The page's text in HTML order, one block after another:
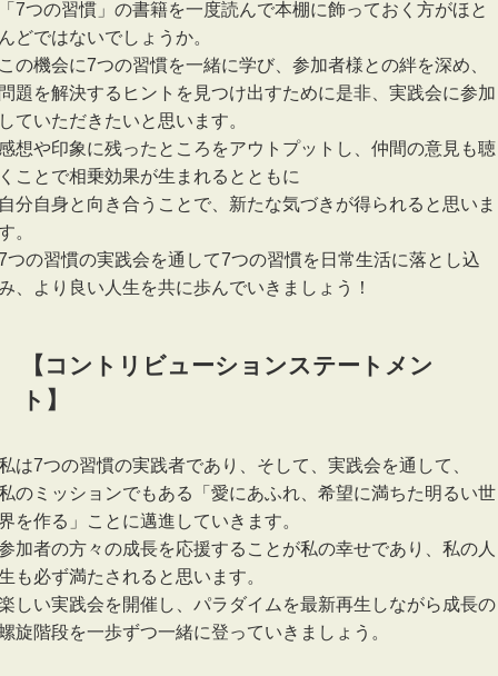
7つの習慣」の書籍を一度読んで本棚に飾っておく方がほと
どではないでしょうか。
の機会に7つの習慣を一緒に学び、参加者様との絆を深め、
題を解決するヒントを見つけ出すために是非、実践会に参加
ていただきたいと思います。
想や印象に残ったところをアウトプットし、仲間の意見も聴
ことで相乗効果が生まれるとともに
分自身と向き合うことで、新たな気づきが得られると思いま
。
つの習慣の実践会を通して7つの習慣を日常生活に落とし込
、より良い人生を共に歩んでいきましょう！
【コントリビューションステートメン
ト】
は7つの習慣の実践者であり、そして、実践会を通して、
のミッションでもある「愛にあふれ、希望に満ちた明るい世
を作る」ことに邁進していきます。
加者の方々の成長を応援することが私の幸せであり、私の人
も必ず満たされると思います。
しい実践会を開催し、パラダイムを最新再生しながら成長の
旋階段を一歩ずつ一緒に登っていきましょう。